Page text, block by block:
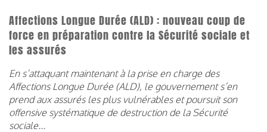
Affections Longue Durée (ALD) : nouveau coup de
force en préparation contre la Sécurité sociale et
les assurés
En s’attaquant maintenant à la prise en charge des
Affections Longue Durée (ALD), le gouvernement s’en
prend aux assurés les plus vulnérables et poursuit son
offensive systématique de destruction de la Sécurité
sociale...